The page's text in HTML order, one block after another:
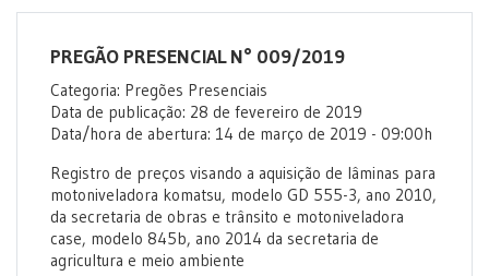
PREGÃO PRESENCIAL N° 009/2019
Categoria: Pregões Presenciais
Data de publicação: 28 de fevereiro de 2019
Data/hora de abertura: 14 de março de 2019 - 09:00h
Registro de preços visando a aquisição de lâminas para
motoniveladora komatsu, modelo GD 555-3, ano 2010,
da secretaria de obras e trânsito e motoniveladora
case, modelo 845b, ano 2014 da secretaria de
agricultura e meio ambiente